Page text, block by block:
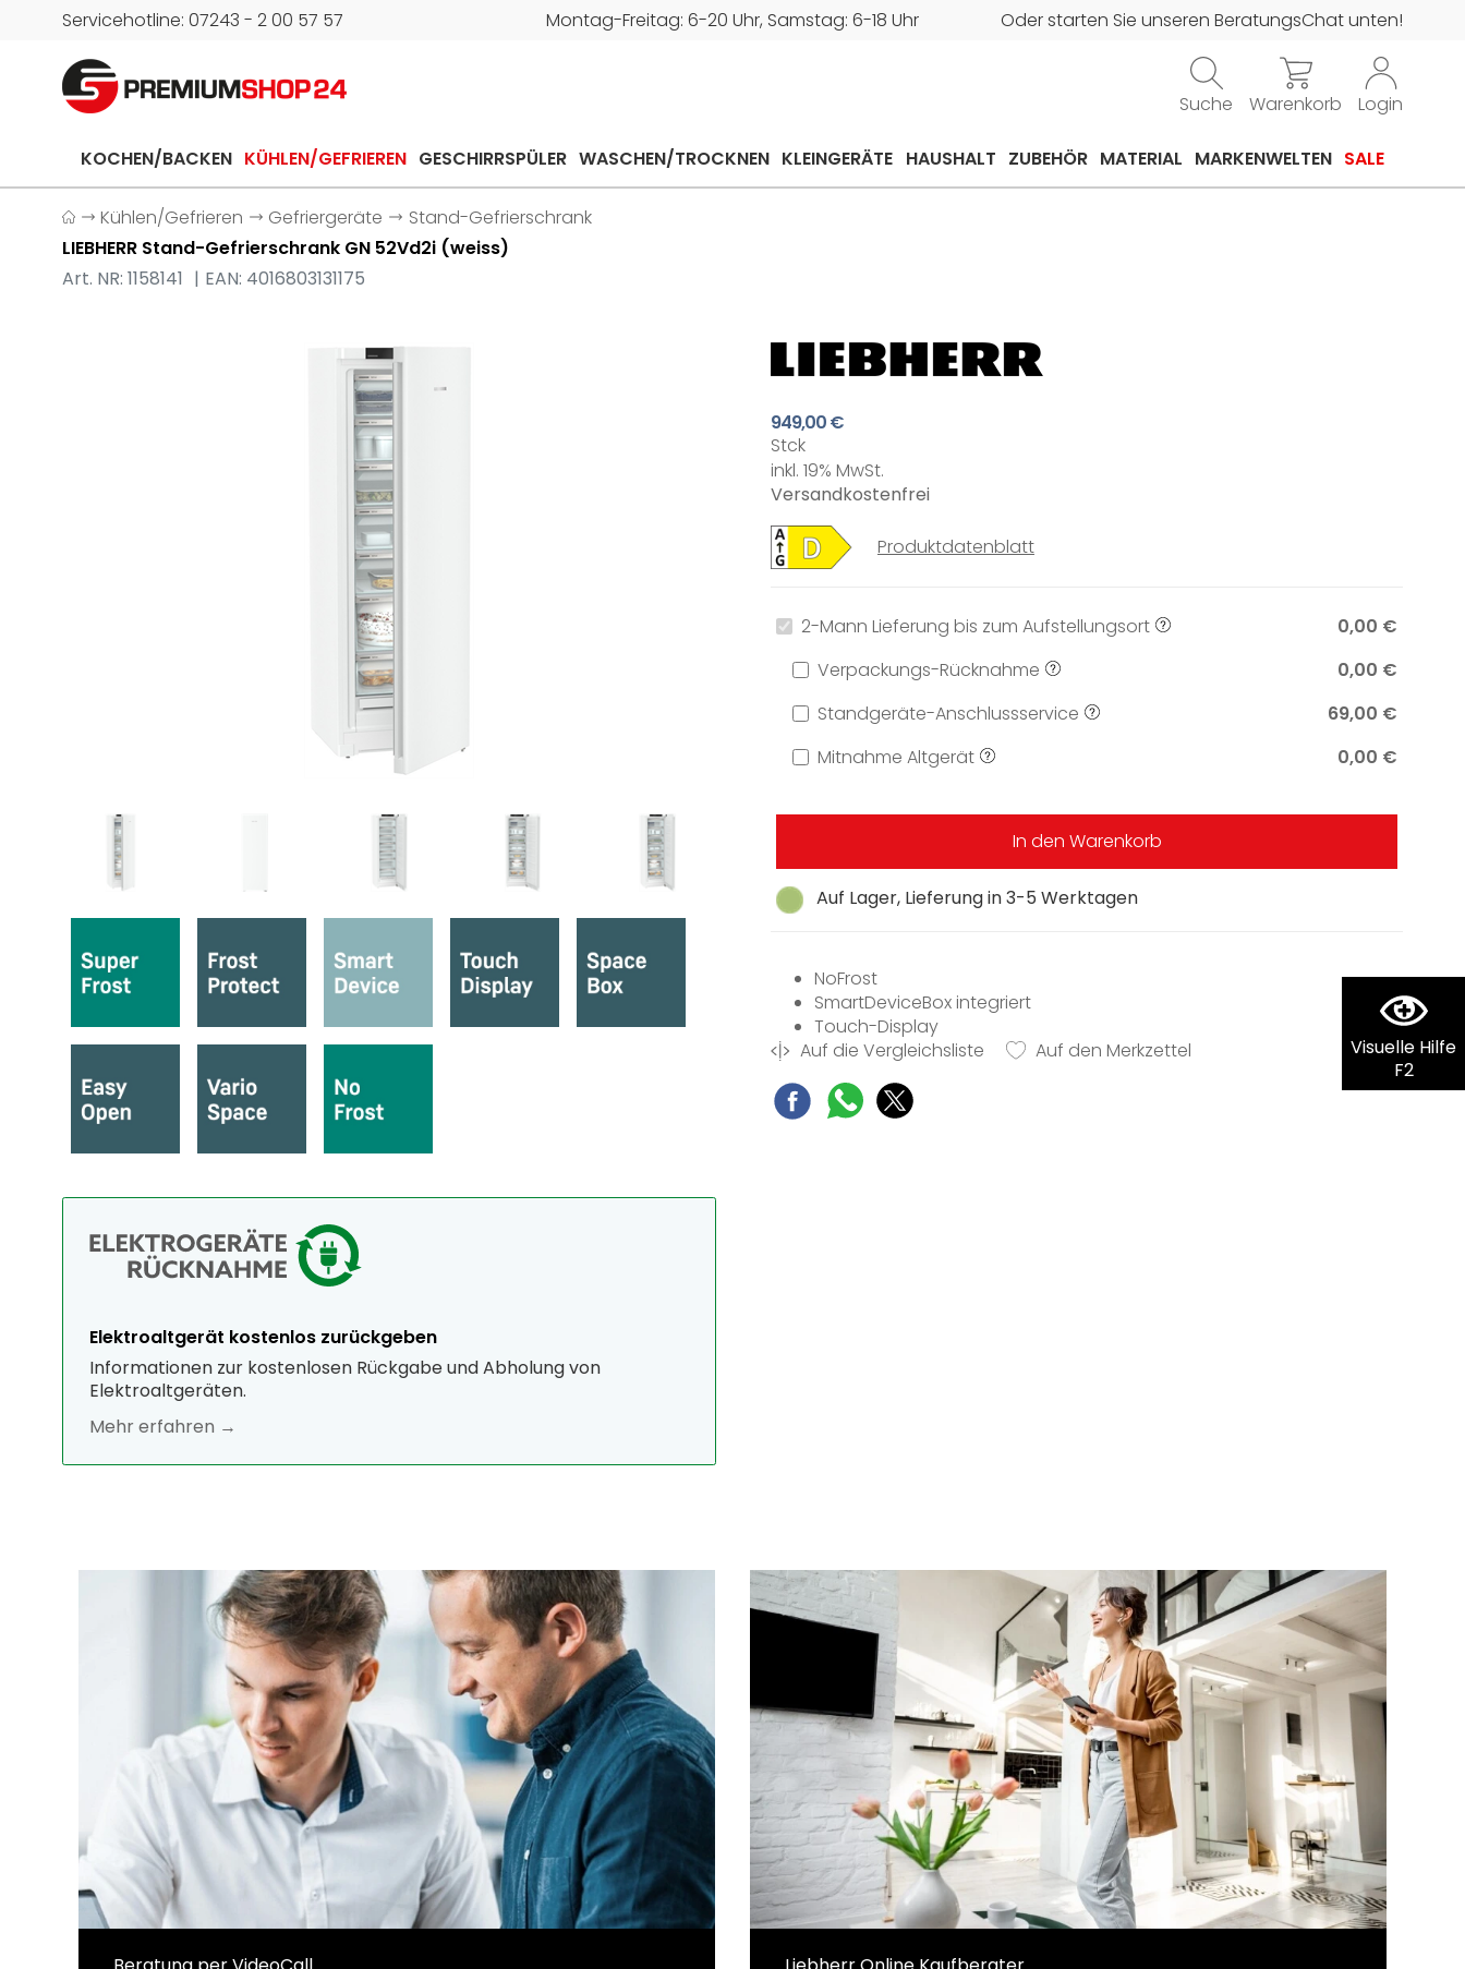
Visuelle Hilfe
F2
Servicehotline: 07243 - 2 00 57 57 Montag-Freitag: 6-20 Uhr, Samstag: 6-18 Uhr Oder starten Sie unseren BeratungsChat unten!
Suche Warenkorb Login
KOCHEN/BACKEN KÜHLEN/GEFRIEREN GESCHIRRSPÜLER WASCHEN/TROCKNEN KLEINGERÄTE HAUSHALT ZUBEHÖR MATERIAL MARKENWELTEN SALE
Kühlen/Gefrieren Gefriergeräte
Stand-Gefrierschrank
LIEBHERR Stand-Gefrierschrank GN 52Vd2i (weiss)
Art. NR: 1158141
EAN: 4016803131175
Elektroaltgerät kostenlos zurückgeben
Informationen zur kostenlosen Rückgabe und Abholung von
Elektroaltgeräten.
Mehr erfahren →
949,00 €
Stck
inkl. 19% MwSt.
Versandkostenfrei
Produktdatenblatt
Auf Lager, Lieferung in 3-5 Werktagen
2-Mann Lieferung bis zum Aufstellungsort
0,00 €
Verpackungs-Rücknahme
0,00 €
Standgeräte-Anschlussservice
69,00 €
Mitnahme Altgerät
0,00 €
In den Warenkorb
NoFrost
SmartDeviceBox integriert
Touch-Display
BLU Performance
Frost Protect
Super Frost
Auf die Vergleichsliste Auf den Merkzettel